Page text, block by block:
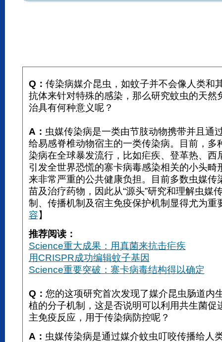
Q： 传染病媒介昆虫，如蚊子并不会像人类和
抗体来针对特殊的感染，那么研究蚊虫的天然
治具有何种意义呢？
A： 虫媒传染病是一类由节肢动物携带并且通
给易感脊椎动物宿主的一类传染病。目前，多
染病在全球暴发流行，比如疟疾、登革热、西
引发全世界恐慌的寨卡病毒感染相关的小头畸
来非常严重的公共健康负担。目前多数虫媒传
苗及治疗药物，因此从“源头”研究和理解虫媒
制、传播机制及宿主免疫保护机制显得尤为
容】
推荐阅读：
Science重大成果：用真菌来抗击疟疾
用CRISPR成功编辑蚊子基因
Science重要突破：寨卡病毒结构得以确定
Q： 您的这项研究首次发现了媒介昆虫肠道内
植的分子机制，这是否说明可以利用共生菌促
主免疫反应，用于传染病防控呢？
A： 虫媒传染病是通过媒介蚊虫叮咬传播给人